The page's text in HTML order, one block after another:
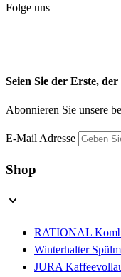
Folge uns
Seien Sie der Erste,
Abonnieren Sie unsere
E-Mail Adresse
Shop
RATIONAL
Winterhalter
JURA